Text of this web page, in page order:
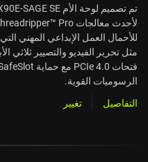
للأحمال العمل الإبداعي المهني
مثل تحرير الفيديو والتصيير ثلاثي
الرسوميات القوية.
التفاصيل
تغيير